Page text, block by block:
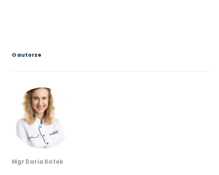
O autorze
Mgr Daria Kotek